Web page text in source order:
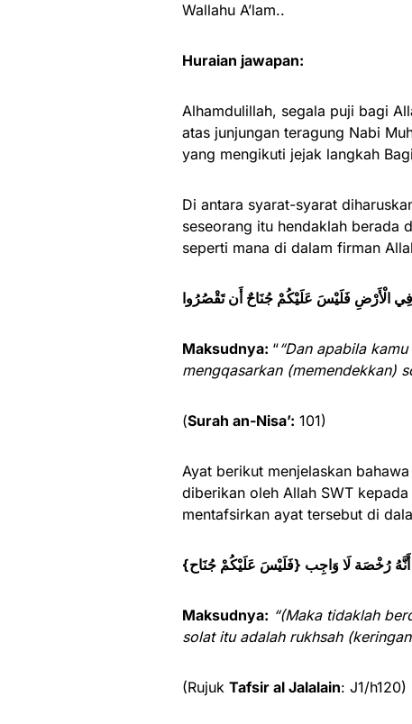
Wallahu A’lam..
Huraian jawapan:
Alhamdulillah, segala puji bagi
atas junjungan teragung Nabi
yang mengikuti jejak langkah
Di antara syarat-syarat
seseorang itu hendaklah berada
seperti mana di dalam firman
فِي الْأَرْضِ فَلَيْسَ عَلَيْكُمْ جُنَاحٌ أَن تَقْصُرُوا
Maksudnya: ““Dan apabila
mengqasarkan (memendekkan)
(Surah an-Nisa’: 101)
Ayat berikut menjelaskan bahawa
diberikan oleh Allah SWT
mentafsirkan ayat tersebut di
{فَلَيْسَ عَلَيْكُمْ جُنَاح} أَنَّهُ رُخْصَة لَا وَاجِب
Maksudnya: “(Maka tidaklah
solat itu adalah rukhsah
(Rujuk Tafsir al Jalalain: J1/h120)